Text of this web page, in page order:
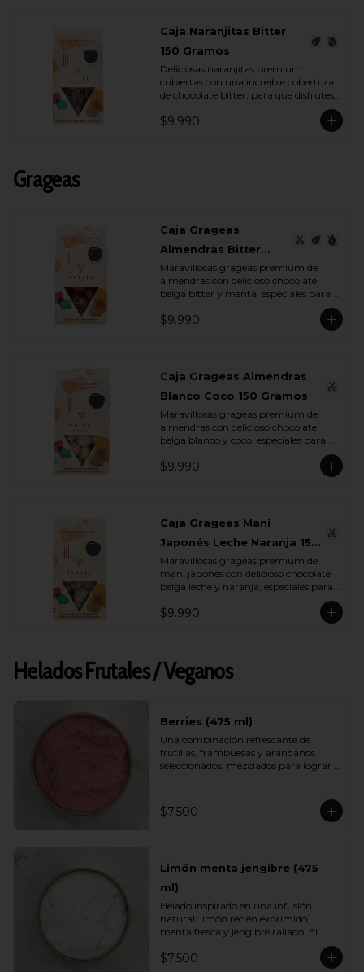
Caja Naranjitas Bitter
150 Gramos
Deliciosas naranjitas premium
cubiertas con una increíble cobertura
de chocolate bitter, para que disfrutes
espectacular sabor.
$9.990
Grageas
Caja Grageas
Almendras Bitter
Menta 150 Gramos
Maravillosas grageas premium de
almendras con delicioso chocolate
belga bitter y menta, especiales para
quieres.
$9.990
Caja Grageas Almendras
Blanco Coco 150 Gramos
Maravillosas grageas premium de
almendras con delicioso chocolate
belga blanco y coco, especiales para
quieres.
$9.990
Caja Grageas Maní
Japonés Leche Naranja 150
Gramos
Maravillosas grageas premium de
maní japonés con delicioso chocolate
belga leche y naranja, especiales para
quieres.
$9.990
Helados Frutales / Veganos
Berries (475 ml)
Una combinación refrescante de
frutillas, frambuesas y arándanos
seleccionados, mezclados para lograr
textura ligera lo convierten en un
helado fresco, aromático y perfecto
$7.500
Limón menta jengibre (475
ml)
Helado inspirado en una infusión
natural: limón recién exprimido,
menta fresca y jengibre rallado. El
refrescante y ligeramente especiado,
$7.500